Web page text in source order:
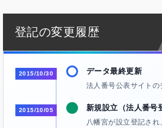
登記の変更履歴
2015/10/30 データ最終更新
法人番号公表サイトの
2015/10/05 新規設立（法人番号
八幡宮が設立登記さ